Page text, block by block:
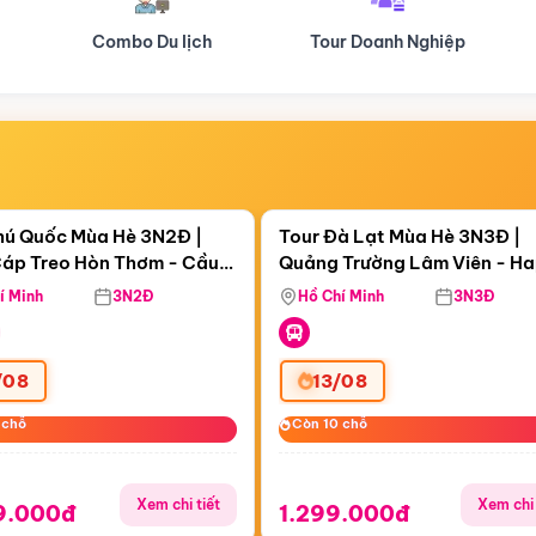
Tour Doanh Nghiệp Du lịch Hành Hương
15:46:18
Treo Hòn Thơm
Quốc Mùa Hè 3N2Đ |
Treo Hòn Thơm - Cầu
Viên Nước Aquatopia
Minh 3N2Đ
Xem chi tiết
Còn06 ngày 15:46:18
Tour Đà Lạt Mùa Hè 3N3Đ |
Quảng Trường Lâm Viên -
Hill - Puppy Farm
Hồ Chí Minh 3N3Đ
13/08
Còn 10 chỗ
Còn 10 chỗ
1.299.000đ Xem